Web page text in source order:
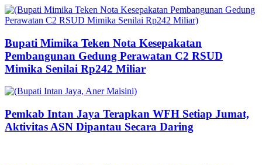
Bupati Mimika Teken Nota Kesepakatan
Pembangunan Gedung Perawatan C2 RSUD
Mimika Senilai Rp242 Miliar
Pemkab Intan Jaya Terapkan WFH Setiap Jumat,
Aktivitas ASN Dipantau Secara Daring